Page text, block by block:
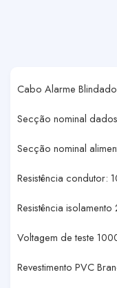
Cabo Alarme
Secção nominal
Secção nominal
Resistência condutor:
Resistência
Voltagem de teste
Revestimento PVC